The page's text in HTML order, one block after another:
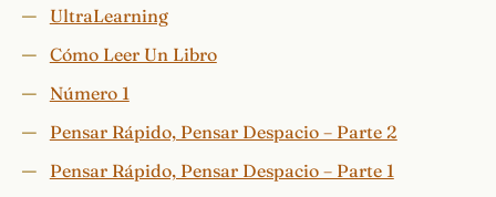
UltraLearning
Cómo Leer Un Libro
Número 1
Pensar Rápido, Pensar Despacio – Parte 2
Pensar Rápido, Pensar Despacio – Parte 1